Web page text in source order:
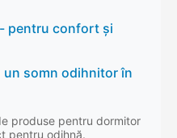
pentru confort și
somn odihnitor în
produse pentru dormitor
pentru odihnă.